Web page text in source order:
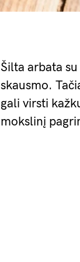
Šilta arbata
skausmo.
gali virsti
mokslinį